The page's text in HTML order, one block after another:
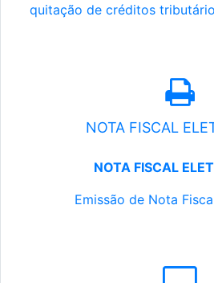
quitação de créditos
NOTA FISCAL
NOTA FISCAL
Emissão de Nota